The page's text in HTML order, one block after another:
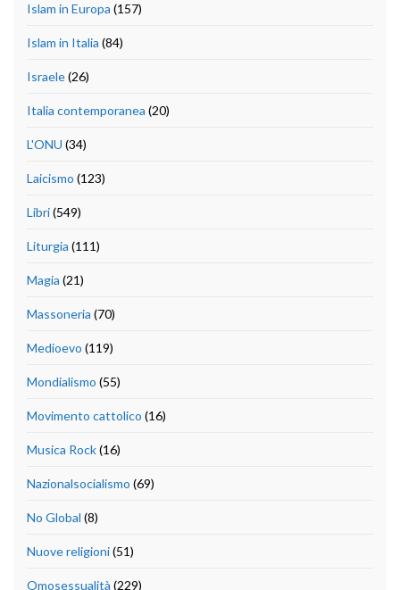
Islam in Europa (157)
Islam in Italia (84)
Israele(26)
Italia contemporanea (20)
L'ONU (34)
Laicismo (123)
Libri(549)
Liturgia (111)
Magia (21)
Massoneria (70)
Medioevo (119)
Mondialismo (55)
Movimento cattolico (16)
Musica Rock(16)
Nazionalsocialismo (69)
No Global (8)
Nuove religioni(51)
Omosessualità (229)